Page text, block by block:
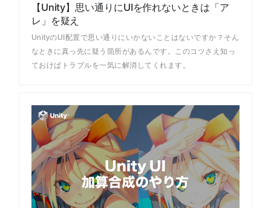
【Unity】思い通りにUIを作れないときは「ア
レ」を疑え
UnityのUI配置で思い通りにいかないことはないですか？そん
なときに真っ先に疑う箇所があるんです。このコツさえ知っ
ておけばトラブルを一気に解消してくれます。